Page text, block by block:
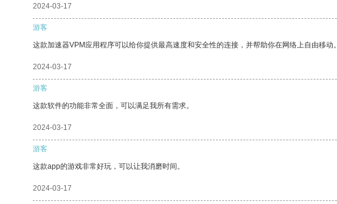
2024-03-17
游客
这款加速器VPM应用程序可以给你提供最高速度和安全性的连接，并帮助你在网络上自由移动。
2024-03-17
游客
这款软件的功能非常全面，可以满足我所有需求。
2024-03-17
游客
这款app的游戏非常好玩，可以让我消磨时间。
2024-03-17